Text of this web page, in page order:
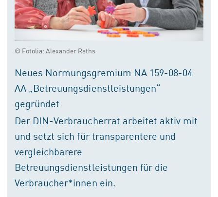
© Fotolia: Alexander Raths
Neues Normungsgremium NA 159-08-04
AA „Betreuungsdienstleistungen“
gegründet
Der DIN-Verbraucherrat arbeitet aktiv mit
und setzt sich für transparentere und
vergleichbarere
Betreuungsdienstleistungen für die
Verbraucher*innen ein.